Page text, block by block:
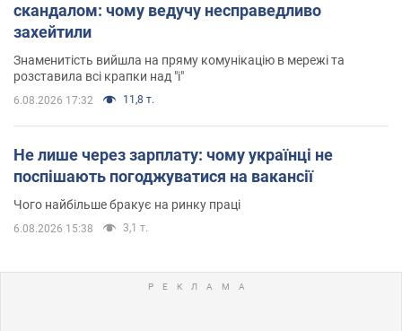
скандалом: чому ведучу несправедливо
захейтили
Знаменитість вийшла на пряму комунікацію в мережі та
розставила всі крапки над "і"
6.08.2026 17:32 11,8 т.
Не лише через зарплату: чому українці не
поспішають погоджуватися на вакансії
Чого найбільше бракує на ринку праці
6.08.2026 15:38 3,1 т.